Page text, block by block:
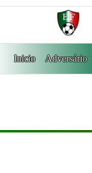
Inicio Adversário